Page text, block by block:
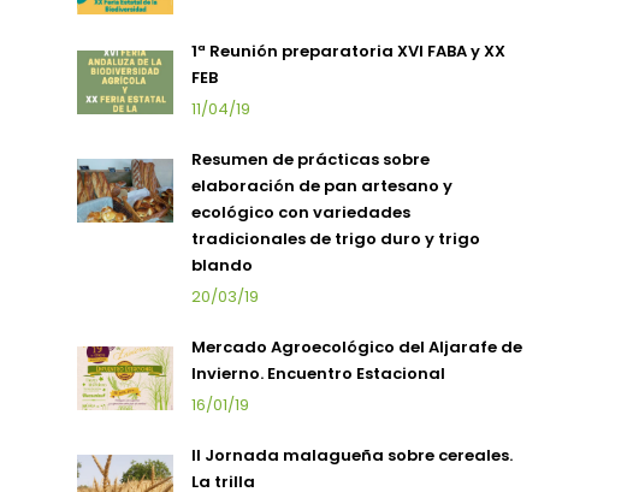
1ª Reunión preparatoria XVI FABA y XX
FEB
11/04/19
Resumen de prácticas sobre
elaboración de pan artesano y
ecológico con variedades
tradicionales de trigo duro y trigo
blando
20/03/19
Mercado Agroecológico del Aljarafe de
Invierno. Encuentro Estacional
16/01/19
II Jornada malagueña sobre cereales.
La trilla